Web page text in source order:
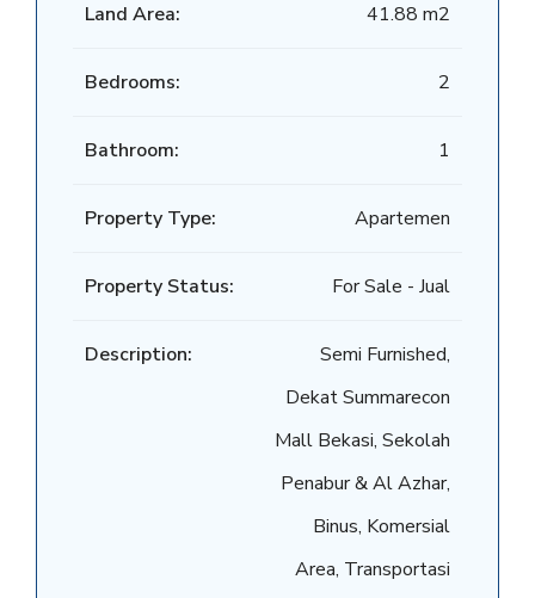
Land Area: 41.88 m2
Bedrooms: 2
Bathroom: 1
Property Type: Apartemen
Property Status: For Sale - Jual
Description:
Semi Furnished,
Dekat Summarecon
Mall Bekasi, Sekolah
Penabur & Al Azhar,
Binus, Komersial
Area, Transportasi